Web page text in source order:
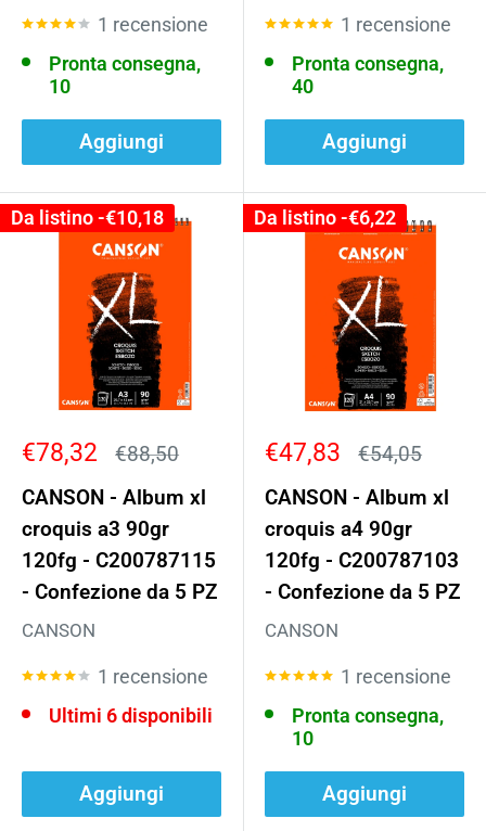
1 recensione
Pronta consegna,
10
Aggiungi
1 recensione
Pronta consegna,
40
Aggiungi
Da listino -€10,18
Prezzo
€78,32 Prezzo
€88,50
CANSON - Album xl
croquis a3 90gr
120fg - C200787115
- Confezione da 5 PZ
CANSON
1 recensione
Ultimi 6 disponibili
Aggiungi
Da listino -€6,22
Prezzo
€47,83 Prezzo
€54,05
CANSON - Album xl
croquis a4 90gr
120fg - C200787103
- Confezione da 5 PZ
CANSON
1 recensione
Pronta consegna,
10
Aggiungi